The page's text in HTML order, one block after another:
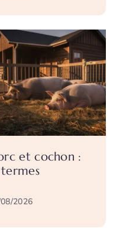
et cochon :
2026